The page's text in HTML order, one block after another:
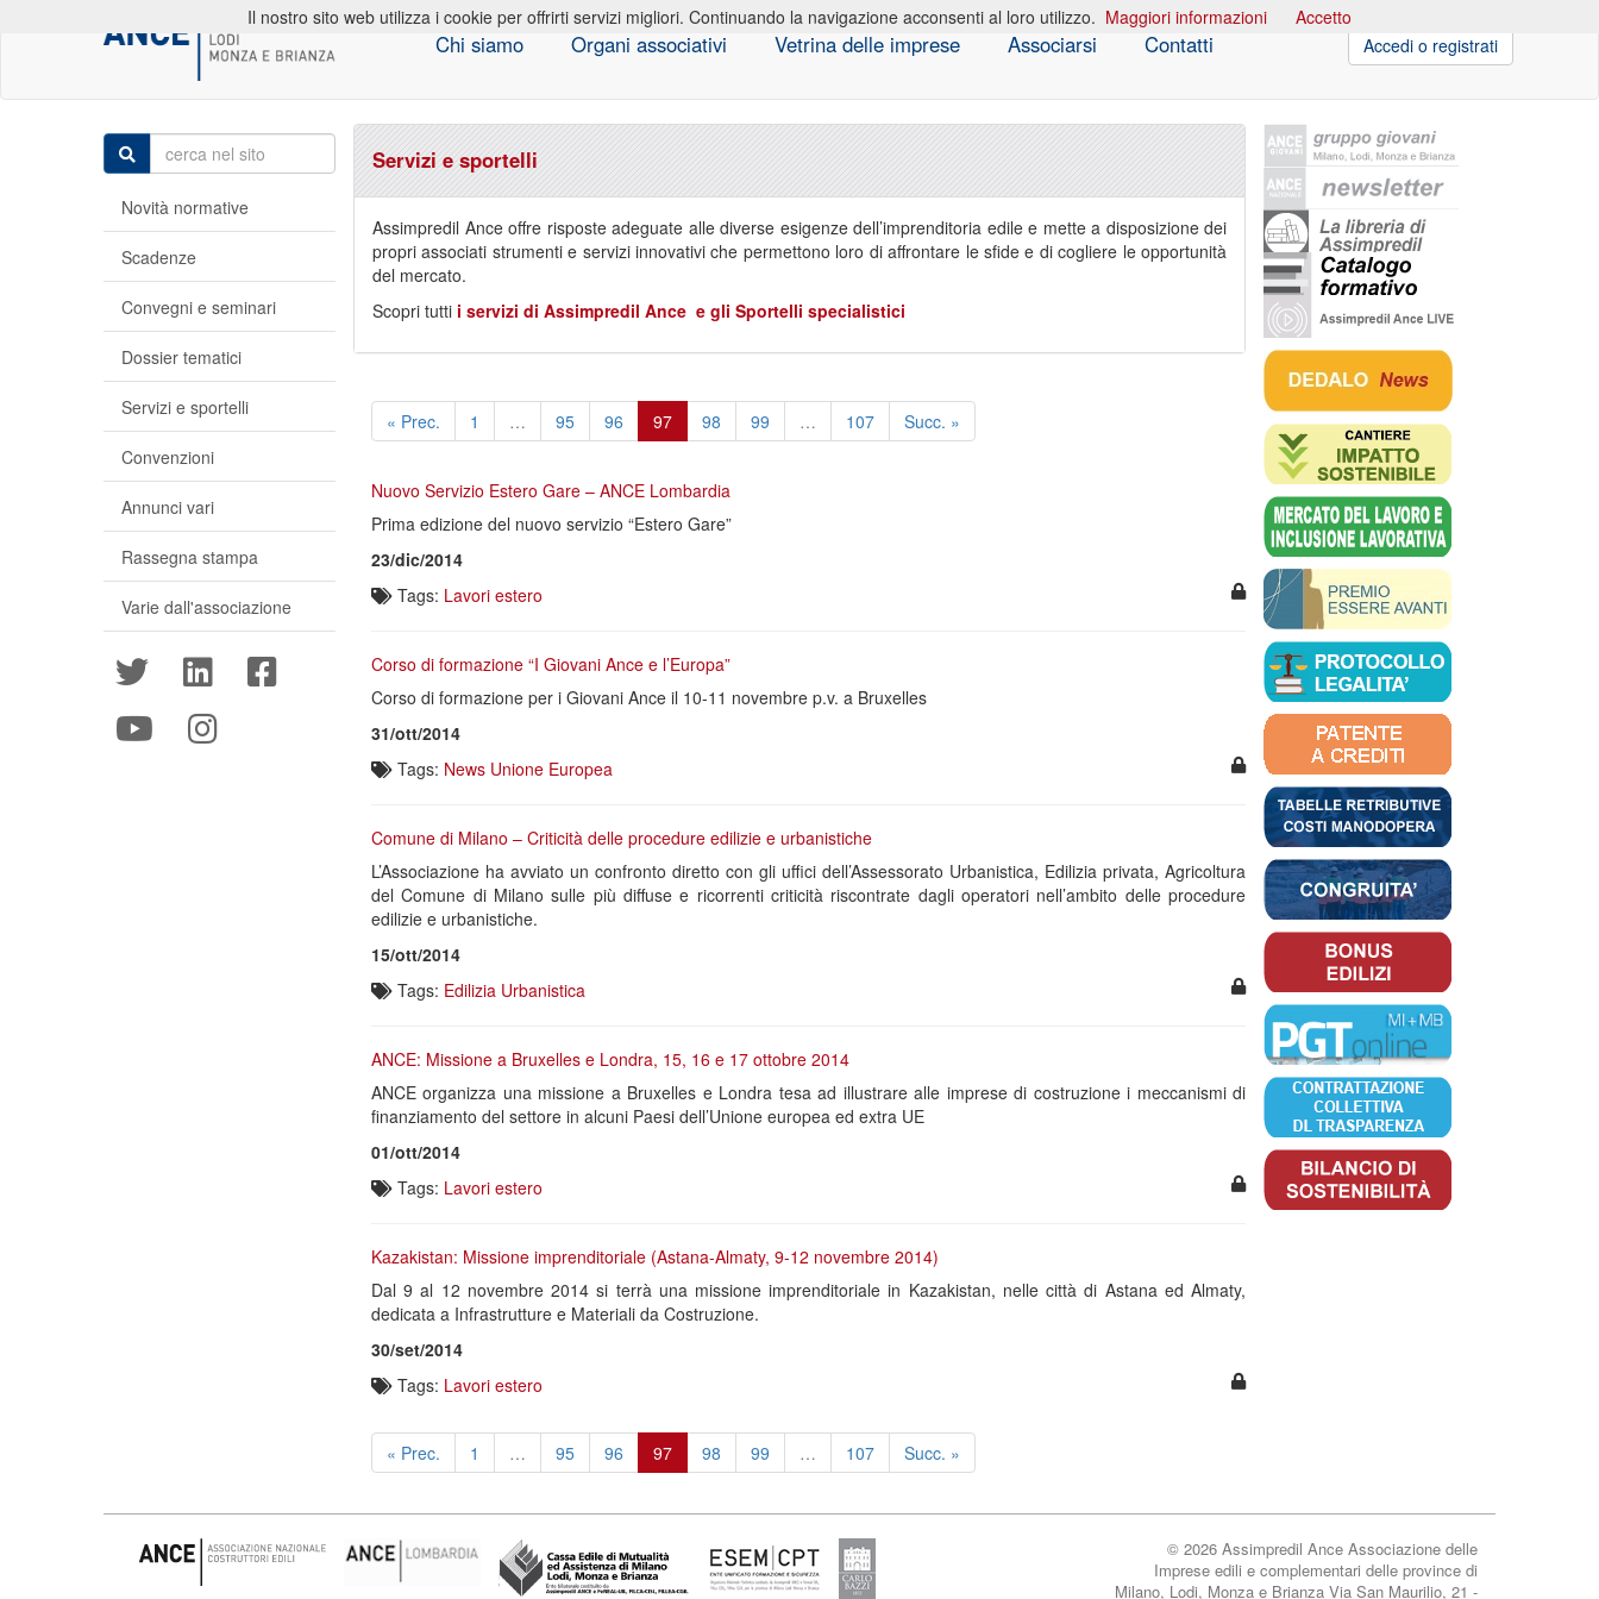
Chi siamo Organi associativi Vetrina delle imprese Associarsi Contatti Accedi o registrati
Servizi e sportelli
Assimpredil Ance offre risposte adeguate alle diverse esigenze dell’imprenditoria edile e mette a disposizione dei
propri associati strumenti e servizi innovativi che permettono loro di affrontare le sfide e di cogliere le opportunità
del mercato.
Scopri tutti i servizi di Assimpredil Ance e gli Sportelli specialistici
« Prec. 1 … 95 96 97 98 99 … 107 Succ. »
Nuovo Servizio Estero Gare – ANCE Lombardia
Prima edizione del nuovo servizio “Estero Gare”
23/dic/2014
Tags: Lavori estero
Corso di formazione “I Giovani Ance e l’Europa”
Corso di formazione per i Giovani Ance il 10-11 novembre p.v. a Bruxelles
31/ott/2014
Tags: News Unione Europea
Comune di Milano – Criticità delle procedure edilizie e urbanistiche
L’Associazione ha avviato un confronto diretto con gli uffici dell’Assessorato Urbanistica, Edilizia privata, Agricoltura
del Comune di Milano sulle più diffuse e ricorrenti criticità riscontrate dagli operatori nell’ambito delle procedure
edilizie e urbanistiche.
15/ott/2014
Tags: Edilizia Urbanistica
ANCE: Missione a Bruxelles e Londra, 15, 16 e 17 ottobre 2014
ANCE organizza una missione a Bruxelles e Londra tesa ad illustrare alle imprese di costruzione i meccanismi di
finanziamento del settore in alcuni Paesi dell’Unione europea ed extra UE
01/ott/2014
Tags: Lavori estero
Kazakistan: Missione imprenditoriale (Astana-Almaty, 9-12 novembre 2014)
Dal 9 al 12 novembre 2014 si terrà una missione imprenditoriale in Kazakistan, nelle città di Astana ed Almaty,
dedicata a Infrastrutture e Materiali da Costruzione.
30/set/2014
Tags: Lavori estero
« Prec. 1 … 95 96 97 98 99 … 107 Succ. »
Novità normative
Scadenze
Convegni e seminari
Dossier tematici
Servizi e sportelli
Convenzioni
Annunci vari
Rassegna stampa
Varie dall'associazione
© 2026 Assimpredil Ance Associazione delle
Imprese edili e complementari delle province di
Milano, Lodi, Monza e Brianza Via San Maurilio, 21 -
Il nostro sito web utilizza i cookie per offrirti servizi migliori. Continuando la navigazione acconsenti al loro utilizzo. Maggiori informazioni Accetto